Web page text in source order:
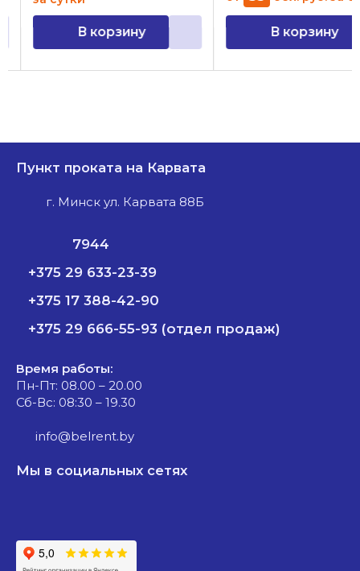
В корзину В корзину
Пункт проката на Карвата
г. Минск ул. Карвата 88Б
7944
+375 29 633-23-39
+375 17 388-42-90
+375 29 666-55-93 (отдел продаж)
Время работы:
Пн-Пт: 08.00 – 20.00
Сб-Вс: 08:30 – 19.30
info@belrent.by
Мы в социальных сетях